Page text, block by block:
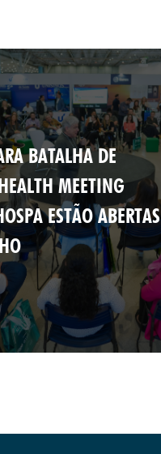
BATALHA DE
MEETING
ESTÃO ABERTAS